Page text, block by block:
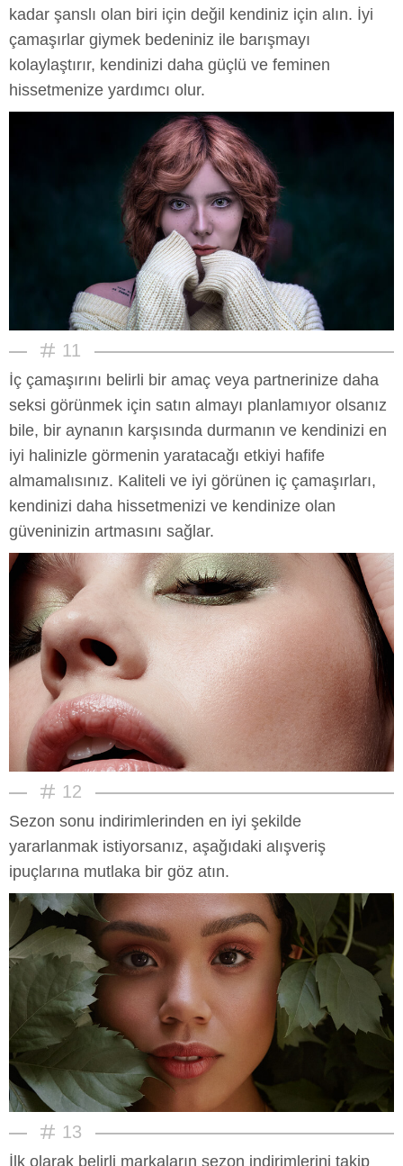
kadar şanslı olan biri için değil kendiniz için alın. İyi
çamaşırlar giymek bedeniniz ile barışmayı
kolaylaştırır, kendinizi daha güçlü ve feminen
hissetmenize yardımcı olur.
11
İç çamaşırını belirli bir amaç veya partnerinize daha
seksi görünmek için satın almayı planlamıyor olsanız
bile, bir aynanın karşısında durmanın ve kendinizi en
iyi halinizle görmenin yaratacağı etkiyi hafife
almamalısınız. Kaliteli ve iyi görünen iç çamaşırları,
kendinizi daha hissetmenizi ve kendinize olan
güveninizin artmasını sağlar.
12
Sezon sonu indirimlerinden en iyi şekilde
yararlanmak istiyorsanız, aşağıdaki alışveriş
ipuçlarına mutlaka bir göz atın.
13
İlk olarak belirli markaların sezon indirimlerini takip